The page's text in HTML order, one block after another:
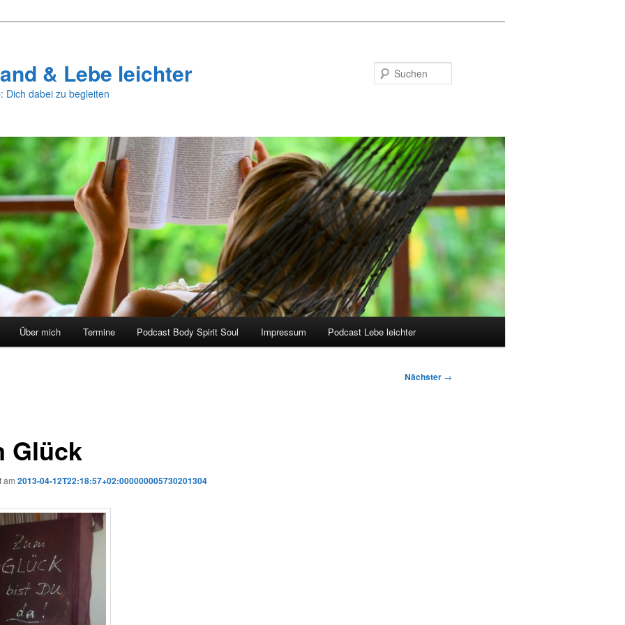
& Lebe leichter
Dich dabei zu begleiten
Über mich Termine Podcast Body Spirit Soul Impressum Podcast Lebe leichter
Nächster →
Glück
am 2013-04-12T22:18:57+02:000000005730201304